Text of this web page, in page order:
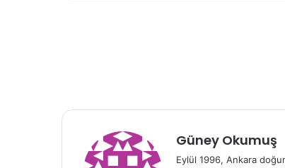
Güney Okumuş
Eylül 1996, Ankara